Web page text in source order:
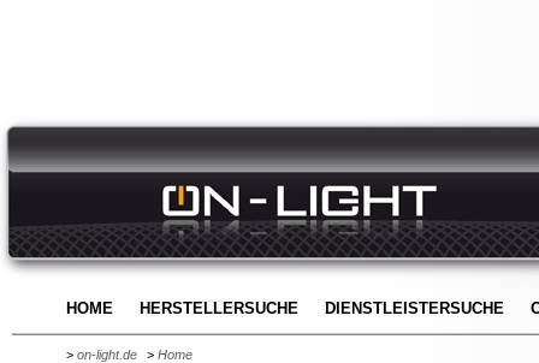
HOME HERSTELLERSUCHE DIENSTLEISTERSUCHE
> on-light.de > Home